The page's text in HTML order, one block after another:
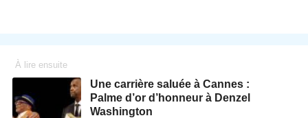
À lire ensuite
Une carrière saluée à Cannes :
Palme d’or d’honneur à Denzel
Washington